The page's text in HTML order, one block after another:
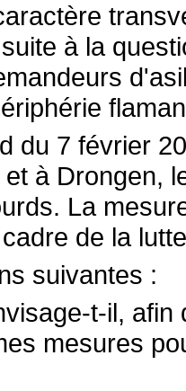
à la
du 7 février
à Drongen,
La
de la
suivantes :
t-il,
mesures